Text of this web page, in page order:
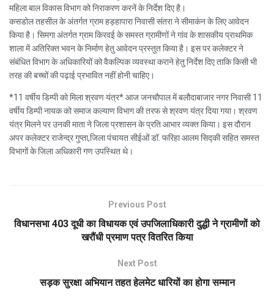
महिला बाल विकास विभाग को निराकरण करनें के निर्देश दिए है।
कसडोल तहसील के अंतर्गत ग्राम हड़हापारा निवासी संतरा ने सीमाकंन के लिए आवेदन
किया है। सिमगा अंतर्गत ग्राम किरवई के समस्त ग्रामीणों ने गांव के शासकीय प्राथमिक
शाला में अतिरिक्त भवन के निर्माण हेतु आवेदन प्रस्तुत किया है। इस पर कलेक्टर ने
संबंधित विभाग के अधिकारियों को वैकल्पिक व्यवस्था कराने हेतु निर्देश दिए ताकि किसी भी
तरह की बच्चों की पढ़ाई प्रभावित नहीं होनी चाहिए।
*11 वर्षीय डिम्पी को मिला श्रवण यंत्र* आज जनचौपाल में बलौदाबाजार नगर निवासी 11
वर्षीय डिम्पी नायक को समाज कल्याण विभाग की तरफ से श्रवण यंत्र दिया गया। श्रवण
यंत्र मिलने पर उनकी माता ने जिला प्रशासन के प्रति आभार व्यक्त किया। इस दौरान
अपर कलेक्टर राजेन्द्र गुप्ता,जिला पंचायत सीईओं डॉ. फरिहा आलम सिद्की सहित समस्त
विभागों के जिला अधिकारी गण उपस्थित थे।
Previous Post
विधानसभा 403 दूधी का विधायक एवं उपजिलाधिकारी दुद्धी ने ग्रामीणों को
खरौंधी प्रमाण पत्र वितरित किया
Next Post
सड़क सुरक्षा अभियान तहत हेलमेट धारियों का होगा सम्मान